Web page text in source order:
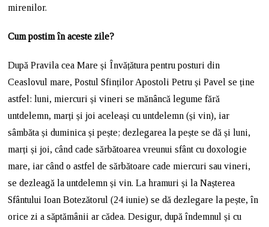
mirenilor.
Cum postim în aceste zile?
După Pravila cea Mare și Învățătura pentru posturi din
Ceaslovul mare, Postul Sfinților Apostoli Petru și Pavel se ține
astfel: luni, miercuri și vineri se mănâncă legume fără
untdelemn, marți și joi aceleași cu untdelemn (și vin), iar
sâmbăta și duminica și pește; dezlegarea la pește se dă și luni,
marți și joi, când cade sărbătoarea vreunui sfânt cu doxologie
mare, iar când o astfel de sărbătoare cade miercuri sau vineri,
se dezleagă la untdelemn și vin. La hramuri și la Nașterea
Sfântului Ioan Botezătorul (24 iunie) se dă dezlegare la pește, în
orice zi a săptămânii ar cădea. Desigur, după îndemnul și cu